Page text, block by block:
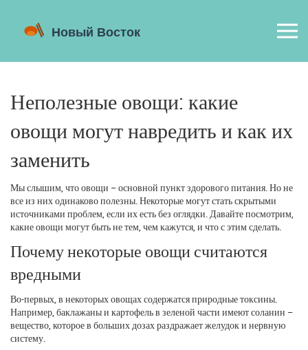
Неполезные овощи: какие
овощи могут навредить и как их
заменить
Мы слышим, что овощи – основной пункт здорового питания. Но не
все из них одинаково полезны. Некоторые могут стать скрытыми
источниками проблем, если их есть без оглядки. Давайте посмотрим,
какие овощи могут быть не тем, чем кажутся, и что с этим сделать.
Почему некоторые овощи считаются
вредными
Во-первых, в некоторых овощах содержатся природные токсины.
Например, баклажаны и картофель в зеленой части имеют соланин –
вещество, которое в больших дозах раздражает желудок и нервную
систему.